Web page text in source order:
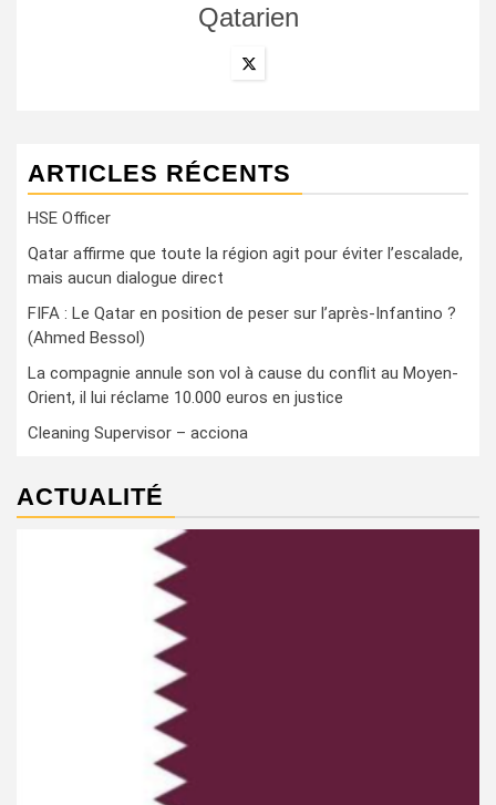
Qatarien
ARTICLES RÉCENTS
HSE Officer
Qatar affirme que toute la région agit pour éviter l’escalade,
mais aucun dialogue direct
FIFA : Le Qatar en position de peser sur l’après-Infantino ?
(Ahmed Bessol)
La compagnie annule son vol à cause du conflit au Moyen-
Orient, il lui réclame 10.000 euros en justice
Cleaning Supervisor – acciona
ACTUALITÉ